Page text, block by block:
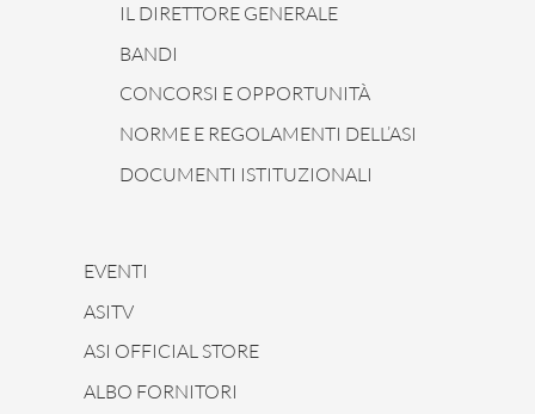
IL DIRETTORE GENERALE
BANDI
CONCORSI E OPPORTUNITÀ
NORME E REGOLAMENTI DELL’ASI
DOCUMENTI ISTITUZIONALI
EVENTI
ASITV
ASI OFFICIAL STORE
ALBO FORNITORI